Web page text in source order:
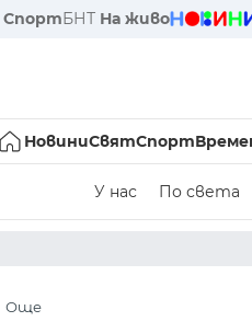
СпортБНТ На живо
НовиниСвятСпорт
У нас По света
Още